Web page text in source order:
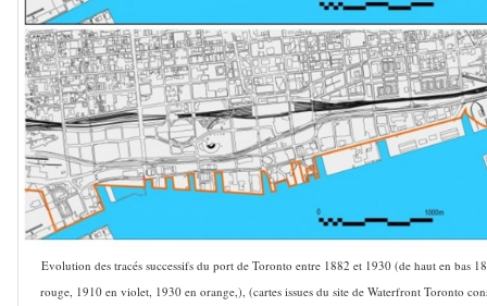
Evolution des tracés successifs du port de Toronto entre 1882 et 1930 (de haut en bas
rouge, 1910 en violet, 1930 en orange,), (cartes issues du site de Waterfront Toronto